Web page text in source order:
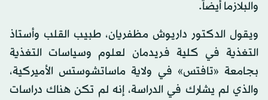
والبلازما أيضاً.
ويقول الدكتور داريوش مظفريان، طبيب القلب وأستاذ
التغذية في كلية فريدمان لعلوم وسياسات التغذية
بجامعة «تافتس» في ولاية ماساتشوستس الأميركية،
والذي لم يشارك في الدراسة، إنه لم تكن هناك دراسات